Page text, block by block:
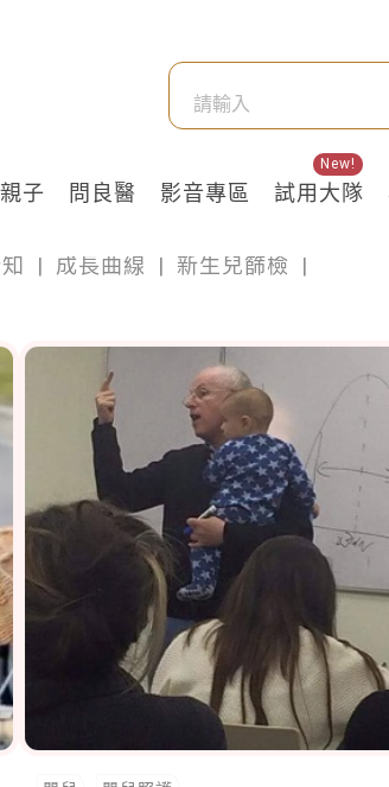
親子 問良醫 影音專區 試用大隊
New!
| 成長曲線 | 新生兒篩檢 |